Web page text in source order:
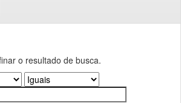
o resultado de busca.